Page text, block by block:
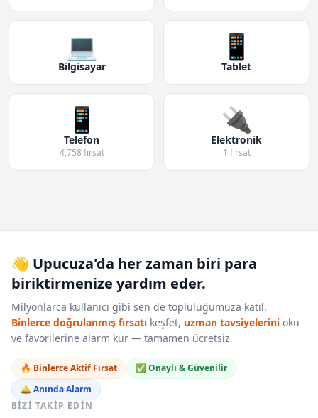
💻
Bilgisayar
📱
Tablet
📱
Telefon
4,758 fırsat
🔌
Elektronik
1 fırsat
👋 Upucuza'da her zaman biri para
biriktirmenize yardım eder.
Milyonlarca kullanıcı gibi sen de topluluğumuza katıl.
Binlerce doğrulanmış fırsatı keşfet, uzman tavsiyelerini oku
ve favorilerine alarm kur — tamamen ücretsiz.
🔥 Binlerce Aktif Fırsat
✅ Onaylı & Güvenilir
🛎️ Anında Alarm
BIZI TAKIP EDIN